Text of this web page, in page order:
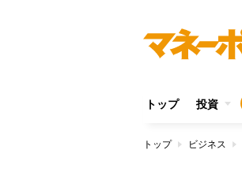
トップ 投資
トップ ビジネス